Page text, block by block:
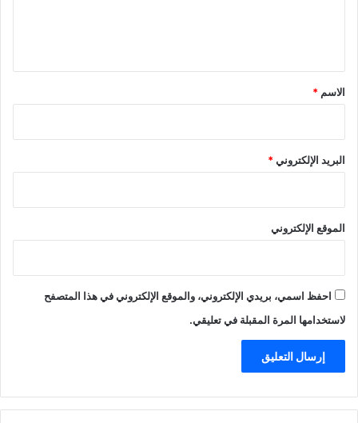
*
الاسم *
البريد الإلكتروني*
الموقع الإلكتروني
احفظ اسمي، بريدي الإلكتروني، والموقع الإلكتروني في هذا المتصفح
لاستخدامها المرة المقبلة في تعليقي.